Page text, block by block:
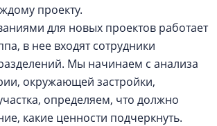
проекту.
для новых проектов работает
в нее входят сотрудники
Мы начинаем с анализа
окружающей застройки,
определяем, что должно
какие ценности подчеркнуть.